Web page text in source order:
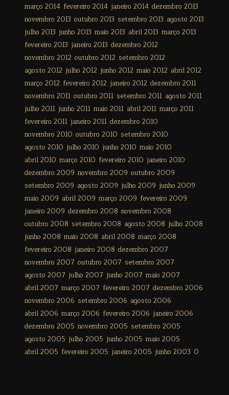
março 2014 fevereiro 2014 janeiro 2014 dezembro 2013
novembro 2013 outubro 2013 setembro 2013 agosto 2013
julho 2013 junho 2013 maio 2013 abril 2013 março 2013
fevereiro 2013 janeiro 2013 dezembro 2012
novembro 2012 outubro 2012 setembro 2012
agosto 2012 julho 2012 junho 2012 maio 2012 abril 2012
março 2012 fevereiro 2012 janeiro 2012 dezembro 2011
novembro 2011 outubro 2011 setembro 2011 agosto 2011
julho 2011 junho 2011 maio 2011 abril 2011 março 2011
fevereiro 2011 janeiro 2011 dezembro 2010
novembro 2010 outubro 2010 setembro 2010
agosto 2010 julho 2010 junho 2010 maio 2010
abril 2010 março 2010 fevereiro 2010 janeiro 2010
dezembro 2009 novembro 2009 outubro 2009
setembro 2009 agosto 2009 julho 2009 junho 2009
maio 2009 abril 2009 março 2009 fevereiro 2009
janeiro 2009 dezembro 2008 novembro 2008
outubro 2008 setembro 2008 agosto 2008 julho 2008
junho 2008 maio 2008 abril 2008 março 2008
fevereiro 2008 janeiro 2008 dezembro 2007
novembro 2007 outubro 2007 setembro 2007
agosto 2007 julho 2007 junho 2007 maio 2007
abril 2007 março 2007 fevereiro 2007 dezembro 2006
novembro 2006 setembro 2006 agosto 2006
abril 2006 março 2006 fevereiro 2006 janeiro 2006
dezembro 2005 novembro 2005 setembro 2005
agosto 2005 julho 2005 junho 2005 maio 2005
abril 2005 fevereiro 2005 janeiro 2005 junho 2003 0